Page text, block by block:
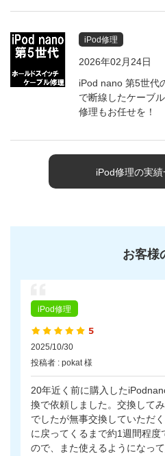
iPod修理
2026年02月24日
iPod nano 第5世代
で断線したケーブ
修理もお任せを！
iPod修理の実績
お客様
iPod修理
2025/10/30
投稿者 : pokat 様
20年近く前に購入した
換で依頼しました。交換して
でしたが無事交換していただ
に戻ってくるまで約1週間程度
ので、また使えるようになっ